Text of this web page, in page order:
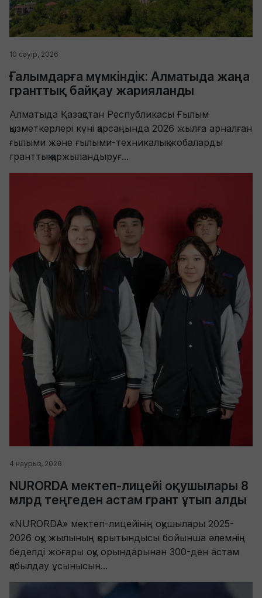
10 сәуір, 2026
Ғалымдарға мүмкіндік: Алматыда жаңа
гранттық байқау жарияланды
Алматыда Қазақстан Республикасы Ғылым
қызметкерлері күні қарсаңында 2026 жылға арналған
ғылыми және ғылыми-техникалық жобаларды
гранттық қаржыландыруғ...
4 наурыз, 2026
NURORDA мектеп-лицейі оқушылары 8
млрд теңгеден астам грант ұтып алды
«NURORDA» мектеп-лицейінің оқушылары 2025-
2026 оқу жылының қорытындысы бойынша әлемнің
беделді жоғары оқу орындарынан 300-ден астам
қабылдау ұсынысын...